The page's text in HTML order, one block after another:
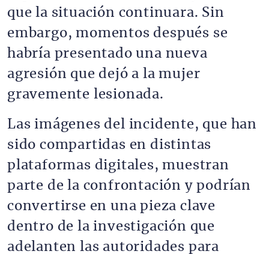
que la situación continuara. Sin
embargo, momentos después se
habría presentado una nueva
agresión que dejó a la mujer
gravemente lesionada.
Las imágenes del incidente, que han
sido compartidas en distintas
plataformas digitales, muestran
parte de la confrontación y podrían
convertirse en una pieza clave
dentro de la investigación que
adelanten las autoridades para